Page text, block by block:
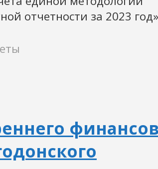
отчетности за 2023